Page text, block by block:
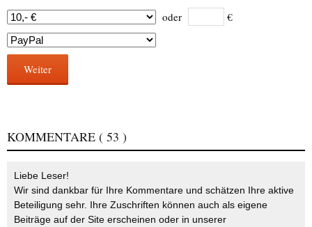
oder €
Weiter
KOMMENTARE ( 53 )
Liebe Leser!
Wir sind dankbar für Ihre Kommentare und schätzen Ihre aktive
Beteiligung sehr. Ihre Zuschriften können auch als eigene
Beiträge auf der Site erscheinen oder in unserer